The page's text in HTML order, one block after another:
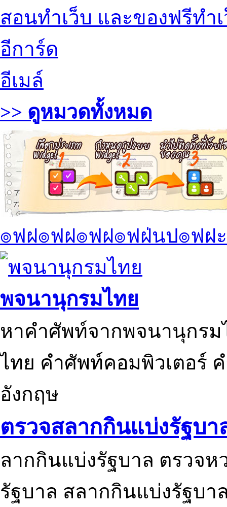
สอนทำเว็บ และของฟรีทำ
อีการ์ด
อีเมล์
>> ดูหมวดทั้งหมด
๏ฟฝ๏ฟฝ๏ฟฝ๏ฟฝ่นป๏ฟฝ
พจนานุกรมไทย
หาคำศัพท์จากพจนานุกรม
ไทย คำศัพท์คอมพิวเตอร์
อังกฤษ
ตรวจสลากกินแบ่งรัฐบา
ลากกินแบ่งรัฐบาล ตรวจ
รัฐบาล สลากกินแบ่งรัฐบา